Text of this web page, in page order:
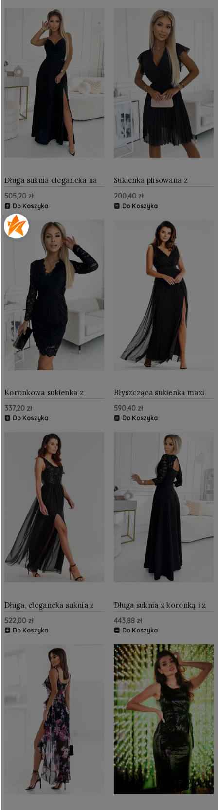
Długa suknia elegancka na
ramiączkach z rozcięciem
brokatowa Czarna
505,20 zł
Do Koszyka
Sukienka plisowana z
falbankami na ramionach
Czarna
200,40 zł
Do Koszyka
Koronkowa sukienka z
długim rękawkiem Czarna
NU170-13
337,20 zł
Do Koszyka
Błyszcząca sukienka maxi
Czarna AW625
590,40 zł
Do Koszyka
Długa, elegancka suknia z
odkrytymi plecami Czarna
AW486
522,00 zł
Do Koszyka
Długa suknia z koronką i z
rozcięciem Czarna
443,88 zł
Do Koszyka